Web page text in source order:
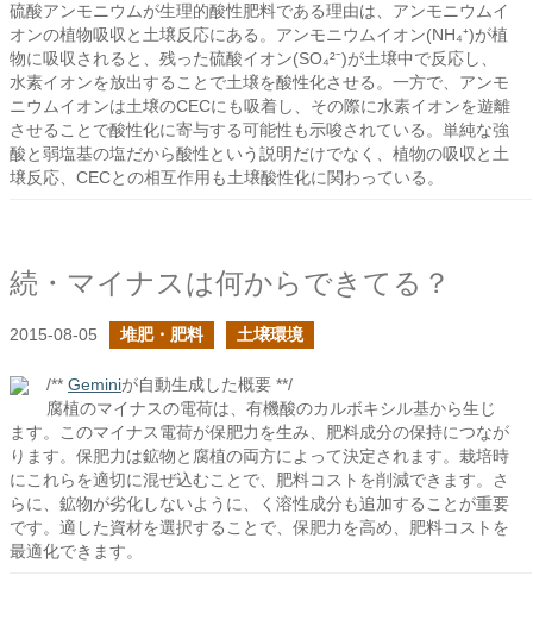
硫酸アンモニウムが生理的酸性肥料である理由は、アンモニウムイ
オンの植物吸収と土壌反応にある。アンモニウムイオン(NH₄⁺)が植
物に吸収されると、残った硫酸イオン(SO₄²⁻)が土壌中で反応し、
水素イオンを放出することで土壌を酸性化させる。一方で、アンモ
ニウムイオンは土壌のCECにも吸着し、その際に水素イオンを遊離
させることで酸性化に寄与する可能性も示唆されている。単純な強
酸と弱塩基の塩だから酸性という説明だけでなく、植物の吸収と土
壌反応、CECとの相互作用も土壌酸性化に関わっている。
続・マイナスは何からできてる？
2015-08-05 堆肥・肥料 土壌環境
/** Geminiが自動生成した概要 **/
腐植のマイナスの電荷は、有機酸のカルボキシル基から生じ
ます。このマイナス電荷が保肥力を生み、肥料成分の保持につなが
ります。保肥力は鉱物と腐植の両方によって決定されます。栽培時
にこれらを適切に混ぜ込むことで、肥料コストを削減できます。さ
らに、鉱物が劣化しないように、く溶性成分も追加することが重要
です。適した資材を選択することで、保肥力を高め、肥料コストを
最適化できます。